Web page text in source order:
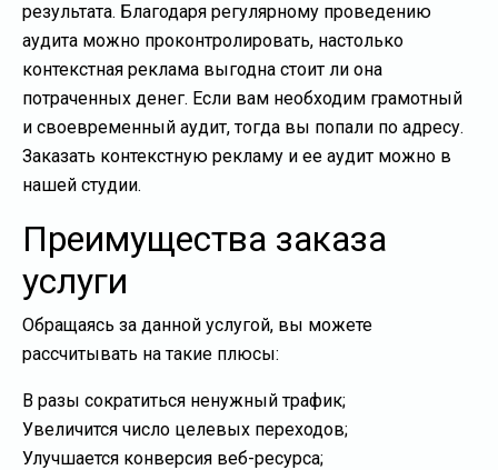
результата. Благодаря регулярному проведению
аудита можно проконтролировать, настолько
контекстная реклама выгодна стоит ли она
потраченных денег. Если вам необходим грамотный
и своевременный аудит, тогда вы попали по адресу.
Заказать контекстную рекламу и ее аудит можно в
нашей студии.
Преимущества заказа
услуги
Обращаясь за данной услугой, вы можете
рассчитывать на такие плюсы:
В разы сократиться ненужный трафик;
Увеличится число целевых переходов;
Улучшается конверсия веб-ресурса;